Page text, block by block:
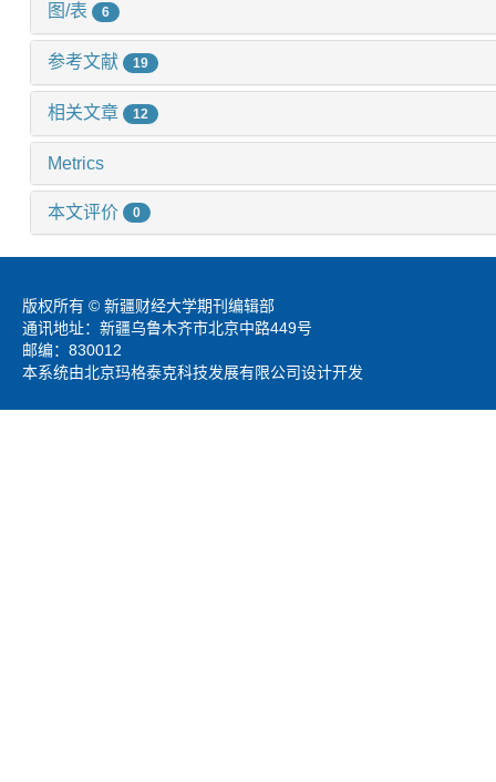
图/表 6
参考文献 19
相关文章 12
Metrics
本文评价 0
版权所有 © 新疆财经大学期刊编辑部
通讯地址：新疆乌鲁木齐市北京中路449号
邮编：830012
本系统由北京玛格泰克科技发展有限公司设计开发